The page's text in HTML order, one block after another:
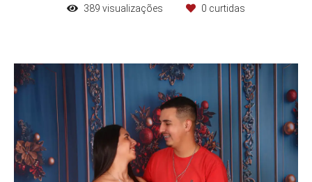
389 visualizações 0 curtidas